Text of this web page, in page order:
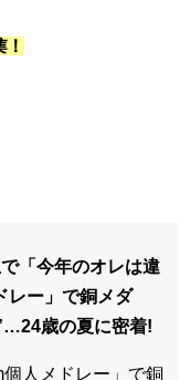
！
「今年のオレは違
レー」で銅メダ
歳の夏に密着!
人メドレー」で銅